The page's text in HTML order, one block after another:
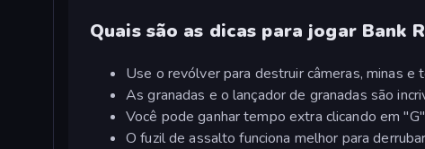
Quais são as dicas para jogar Bank
Use o revólver para destruir câmeras, minas e
As granadas e o lançador de granadas são
Você pode ganhar tempo extra clicando em
O fuzil de assalto funciona melhor para